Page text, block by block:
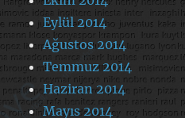
Eylül 2014
Ağustos 2014
Temmuz 2014
Haziran 2014
Mayıs 2014